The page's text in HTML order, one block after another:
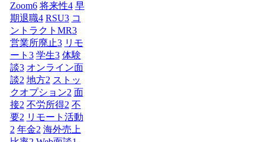
Zoom6 将来性4 早
期退職4 RSU3 コ
ントラクトMR3
営業所廃止3 リモ
ート 3 学生3 体験
談3 オンライン面
談2 地方2 ストッ
クオプション2 面
接2 不労所得2 不
要2 リモート活動
2 年金2 海外売上